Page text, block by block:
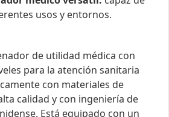
usos y entornos.
de utilidad médica con
para la atención sanitaria
con materiales de
calidad y con ingeniería de
Está equipado con un